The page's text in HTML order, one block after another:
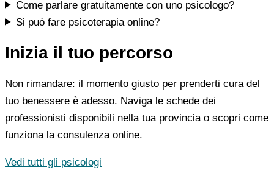
Come parlare gratuitamente con uno psicologo?
Si può fare psicoterapia online?
Inizia il tuo percorso
Non rimandare: il momento giusto per prenderti cura del
tuo benessere è adesso. Naviga le schede dei
professionisti disponibili nella tua provincia o scopri come
funziona la consulenza online.
Vedi tutti gli psicologi